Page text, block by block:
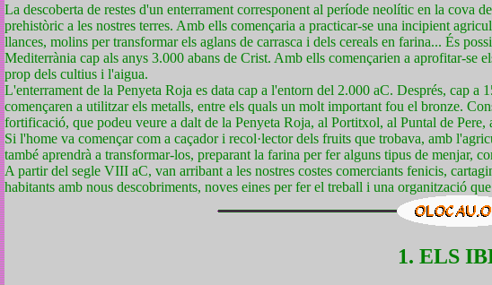
La descoberta de restes d'un enterrament corresponent al període neolític en la cova
prehistòric a les nostres terres. Amb ells començaria a practicar-se una incipient
llances, molins per transformar els aglans de carrasca i dels cereals en farina... És
Mediterrània cap als anys 3.000 abans de Crist. Amb ells començarien a aprofitar-se
prop dels cultius i l'aigua.
L'enterrament de la Penyeta Roja es data cap a l'entorn del 2.000 aC. Després, cap
començaren a utilitzar els metalls, entre els quals un molt important fou el bronze.
fortificació, que podeu veure a dalt de la Penyeta Roja, al Portitxol, al Puntal de
Si l'home va començar com a caçador i recol·lector dels fruits que trobava, amb
també aprendrà a transformar-los, preparant la farina per fer alguns tipus de menjar,
A partir del segle VIII aC, van arribant a les nostres costes comerciants fenicis,
habitants amb nous descobriments, noves eines per fer el treball i una organització
1. ELS